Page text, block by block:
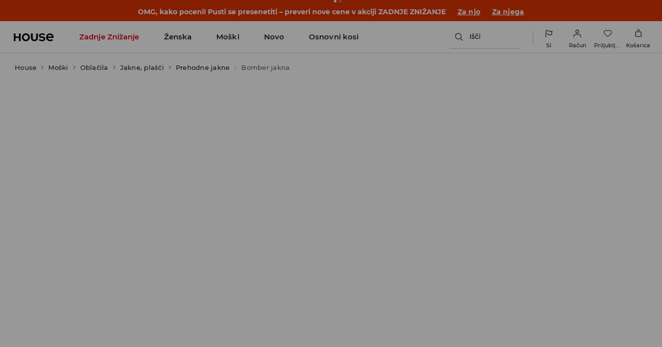
BACK TO SCHOOL📒Najboljše zgodbe se začnejo še pred prvim šolskim zvoncem. Začni šolsko leto v novem outfitu! Za njo
Zadnje Znižanje Ženska Moški Novo Osnovni kosi
Favoriti vplivnežev
Išči
SI Račun Priljubljene Košarica
House Moški Oblačila Jakne, plašči Prehodne jakne Bomber jakna